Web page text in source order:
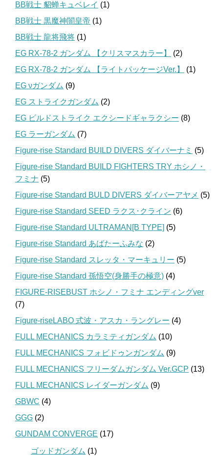
BB戦士 貂蝉キュベレイ (1)
BB戦士 黒魔神闇皇帝 (1)
BB戦士 龍将飛将 (1)
EG RX-78-2 ガンダム 【クリスマスカラー】
(2)
EG RX-78-2 ガンダム 【ライトパッケージVer.】
(1)
EG νガンダム (9)
EG ストライクガンダム (2)
EG ビルドストライク エクシードギャラクシー (8)
EG ラーガンダム (7)
Figure-rise Standard BUILD DIVERS ダイバーナミ (5)
Figure-rise Standard BUILD FIGHTERS TRY ホシノ・
フミナ (5)
Figure-rise Standard BULD DIVERS ダイバーアヤメ (5)
Figure-rise Standard SEED ラクス･クライン (6)
Figure-rise Standard ULTRAMAN[B TYPE] (5)
Figure-rise Standard あばたーふみな (2)
Figure-rise Standard スレッタ・マーキュリー (5)
Figure-rise Standard 孫悟空(身勝手の極意) (4)
FIGURE-RISEBUST ホシノ・フミナ エンディングver
(7)
Figure-riseLABO 式波・アスカ・ラングレー (4)
FULL MECHANICS カラミティガンダム (10)
FULL MECHANICS フォビドゥンガンダム (9)
FULL MECHANICS フリーダムガンダム Ver.GCP (13)
FULL MECHANICS レイダーガンダム (9)
GBWC (4)
GGG (2)
GUNDAM CONVERGE (17)
ゴッドガンダム (1)